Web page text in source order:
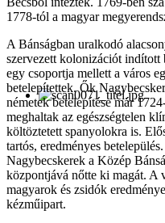
1778-tól a magyar
A Bánságban uralkodó
szervezett kolonizációt indított
egy csoportja mellett a város
betelepítettek. Ők
németek betelepítése már
meghaltak az egészségtelen
költöztetett spanyolokra is.
tartós, eredményes
Nagybecskerek a Közép
központjává nőtte ki magát. A
magyarok és zsidók
kézműipart.